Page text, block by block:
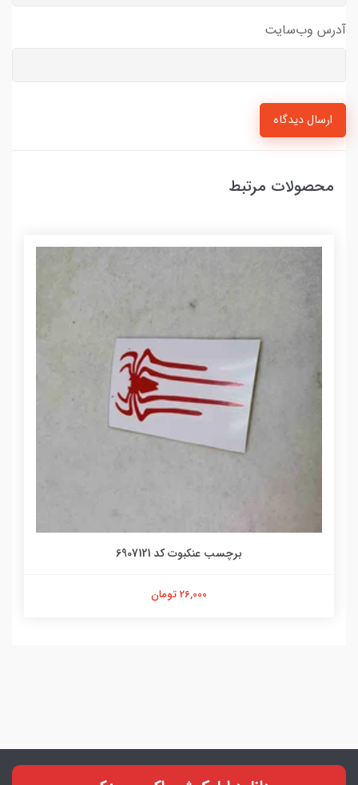
آدرس وب‌سایت
ارسال دیدگاه
محصولات مرتبط
برچسب عنکبوت کد 6907121
26,000 تومان